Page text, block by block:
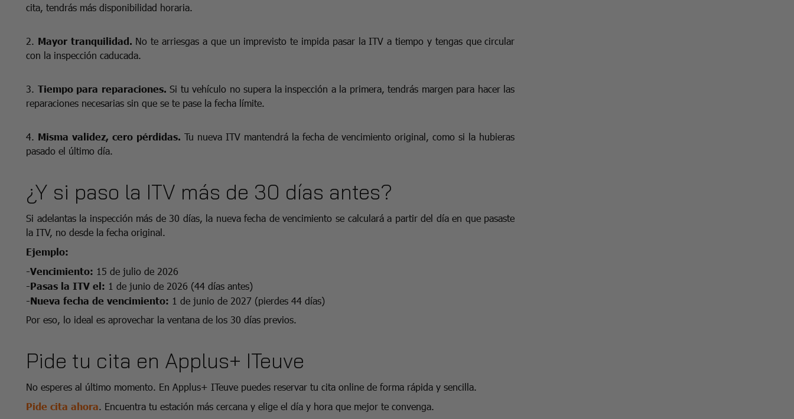
cita, tendrás más disponibilidad horaria.
2. Mayor tranquilidad. No te arriesgas a que un imprevisto te impida pasar la ITV a tiempo y tengas que circular
con la inspección caducada.
3. Tiempo para reparaciones. Si tu vehículo no supera la inspección a la primera, tendrás margen para hacer las
reparaciones necesarias sin que se te pase la fecha límite.
4. Misma validez, cero pérdidas. Tu nueva ITV mantendrá la fecha de vencimiento original, como si la hubieras
pasado el último día.
¿Y si paso la ITV más de 30 días antes?
Si adelantas la inspección más de 30 días, la nueva fecha de vencimiento se calculará a partir del día en que pasaste
la ITV, no desde la fecha original.
Ejemplo:
-Vencimiento: 15 de julio de 2026
-Pasas la ITV el: 1 de junio de 2026 (44 días antes)
-Nueva fecha de vencimiento: 1 de junio de 2027 (pierdes 44 días)
Por eso, lo ideal es aprovechar la ventana de los 30 días previos.
Pide tu cita en Applus+ ITeuve
No esperes al último momento. En Applus+ ITeuve puedes reservar tu cita online de forma rápida y sencilla.
Pide cita ahora. Encuentra tu estación más cercana y elige el día y hora que mejor te convenga.